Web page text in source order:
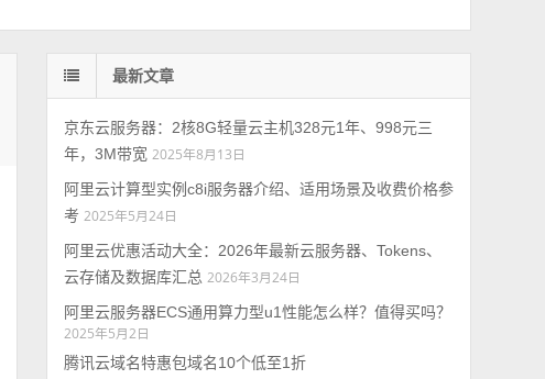
最新文章
京东云服务器：2核8G轻量云主机328元1年、998元三
年，3M带宽 2025年8月13日
阿里云计算型实例c8i服务器介绍、适用场景及收费价格参
考 2025年5月24日
阿里云优惠活动大全：2026年最新云服务器、Tokens、
云存储及数据库汇总 2026年3月24日
阿里云服务器ECS通用算力型u1性能怎么样？值得买吗？
2025年5月2日
腾讯云域名特惠包域名10个低至1折